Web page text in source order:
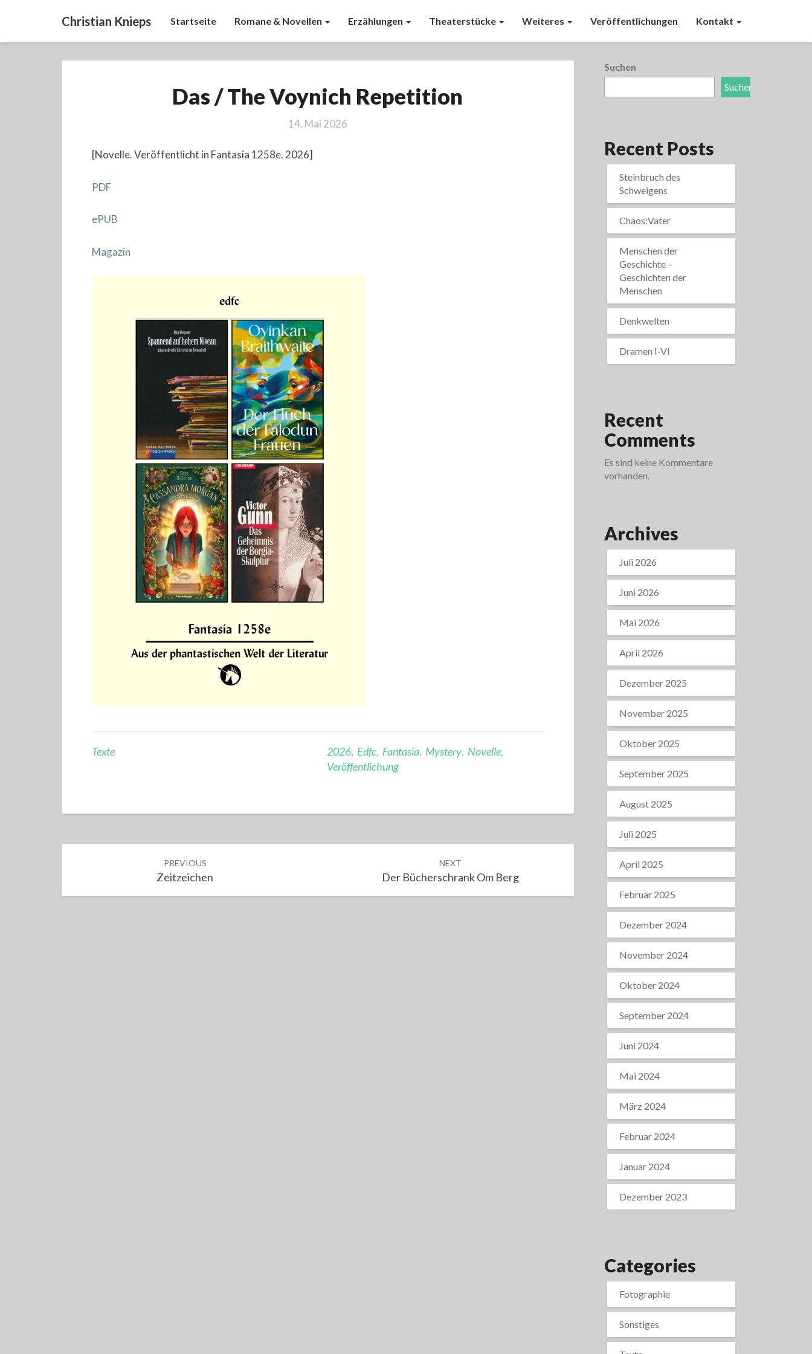
Christian Knieps Startseite Romane & Novellen Erzählungen Theaterstücke Weiteres Veröffentlichungen Kontakt
/
Voynich
Das / The Voynich Repetition
14. Mai 2026
[Novelle. Veröffentlicht in Fantasia 1258e. 2026]
PDF
ePUB
Magazin
Texte 2026, Edfc, Fantasia, Mystery, Novelle,
Veröffentlichung
PREVIOUS
Zeitzeichen
NEXT
Der Bücherschrank Om Berg
Suchen
Suchen
Recent Posts
Steinbruch des
Schweigens
Chaos:Vater
Menschen der
Geschichte –
Geschichten der
Menschen
Denkwelten
Dramen I-VI
Recent
Comments
Es sind keine Kommentare
vorhanden.
Archives
Juli 2026
Juni 2026
Mai 2026
April 2026
Dezember 2025
November 2025
Oktober 2025
September 2025
August 2025
Juli 2025
April 2025
Februar 2025
Dezember 2024
November 2024
Oktober 2024
September 2024
Juni 2024
Mai 2024
März 2024
Februar 2024
Januar 2024
Dezember 2023
Categories
Fotographie
Sonstiges